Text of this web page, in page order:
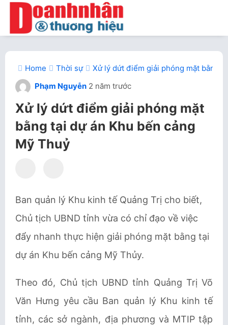
Home Thời sự
Xử lý dứt điểm giải phóng mặt bằng
Phạm Nguyễn 2 năm trước
Xử lý dứt điểm giải phóng mặt
bằng tại dự án Khu bến cảng
Mỹ Thuỷ
Ban quản lý Khu kinh tế Quảng Trị cho biết,
Chủ tịch UBND tỉnh vừa có chỉ đạo về việc
đẩy nhanh thực hiện giải phóng mặt bằng tại
dự án Khu bến cảng Mỹ Thủy.
Theo đó, Chủ tịch UBND tỉnh Quảng Trị Võ
Văn Hưng yêu cầu Ban quản lý Khu kinh tế
tỉnh, các sở ngành, địa phương và MTIP tập